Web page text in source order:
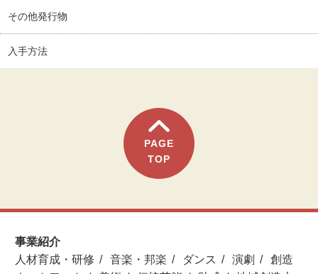
その他発行物
入手方法
PAGE
TOP
事業紹介
人材育成・研修
音楽・邦楽 ダンス 演劇
創造